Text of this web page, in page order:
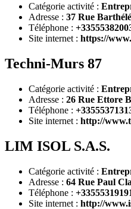
Catégorie activité :
Adresse : 37 Rue
Téléphone :
Site internet : https://
Techni-Murs 87
Catégorie activité :
Adresse : 26 Rue Ettore
Téléphone :
Site internet : http://
LIM ISOL S.A.S.
Catégorie activité :
Adresse : 64 Rue Paul
Téléphone :
Site internet : http://